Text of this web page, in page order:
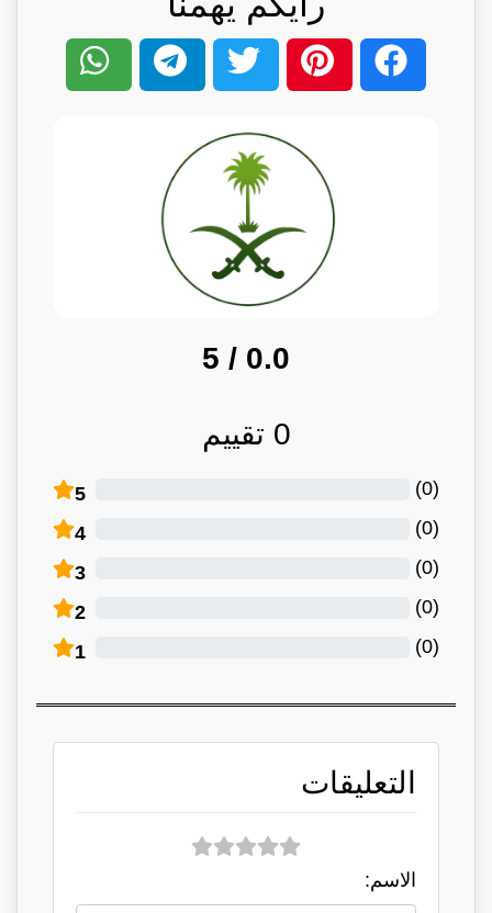
0.0
/ 5
0 تقييم
5 (
0
)
4 (
0
)
3 (
0
)
2 (
0
)
1 (
0
)
التعليقات
الاسم: